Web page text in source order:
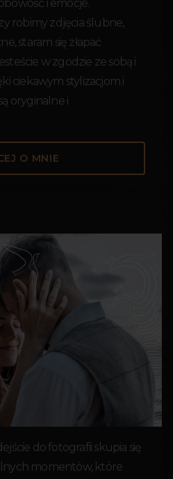
i emocje.
robimy zdjęcia ślubne,
staram się złapać
w zgodzie ze sobą i
ciekawym stylizacjom i
oryginalne i
O MNIE
do fotografii skupia się
momentów, które